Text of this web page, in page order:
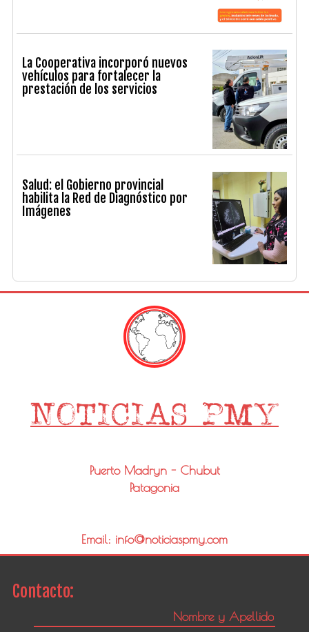
La Cooperativa incorporó nuevos
vehículos para fortalecer la
prestación de los servicios
Salud: el Gobierno provincial
habilita la Red de Diagnóstico por
Imágenes
Puerto Madryn - Chubut
Patagonia
Email: info@noticiaspmy.com
Contacto: